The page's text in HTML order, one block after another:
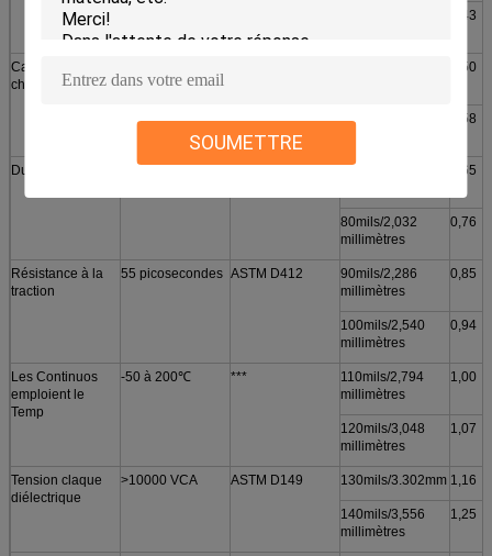
SOUMETTRE
0,43
Capacité de
chaleur
0,50
60mils/1,524
0,58
Dureté 45 rivage 00 ASTM 2240
70mils/1,778
0,65
80mils/2,032
millimètres
0,76
Résistance à la
traction
55 picosecondes ASTM D412
90mils/2,286
millimètres
0,85
100mils/2,540
millimètres
0,94
Les Continuos
emploient le
Temp
-50 à 200℃ ***
110mils/2,794
millimètres
1,00
120mils/3,048
millimètres
1,07
Tension claque
diélectrique
>10000 VCA ASTM D149 130mils/3.302mm 1,16
140mils/3,556
millimètres
1,25